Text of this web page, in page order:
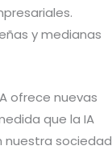
y medianas
ofrece nuevas
que la IA
nuestra sociedad